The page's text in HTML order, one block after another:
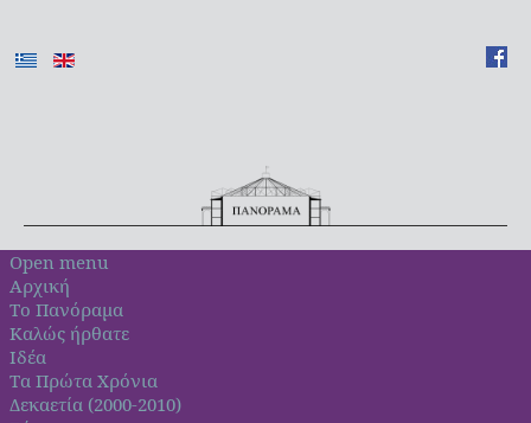
Open menu
Αρχική
Το Πανόραμα
Καλώς ήρθατε
Ιδέα
Τα Πρώτα Χρόνια
Δεκαετία (2000-2010)